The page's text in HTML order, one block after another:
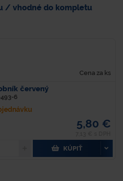
/ vhodné do kompletu
Cena za ks
červený
6
5,80 €
KÚPIŤ